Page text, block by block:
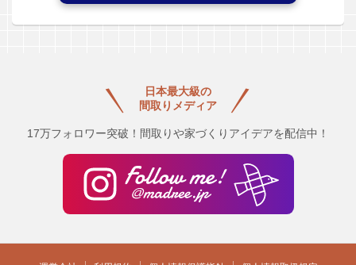
日本最大級の
間取りメディア
17万フォロワー突破！間取りや家づくりアイデアを配信中！